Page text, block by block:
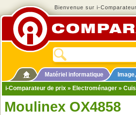
Bienvenue sur i-
Matériel informatique
i-Comparateur de prix » Electroménager »
Moulinex OX4858